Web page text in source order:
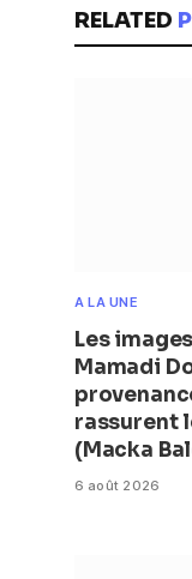
RELATED
A LA UNE
Les
Mamadi
rassurent
(Macka
6 août 2026